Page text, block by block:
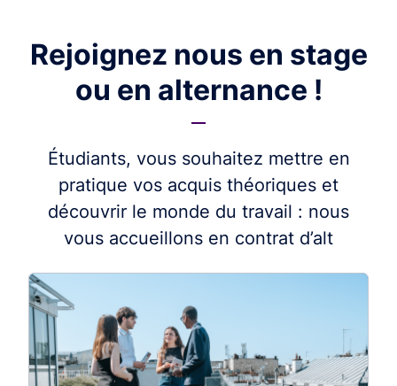
Rejoignez nous en stage
ou en alternance !
Étudiants, vous souhaitez mettre en
pratique vos acquis théoriques et
découvrir le monde du travail : nous
vous accueillons en contrat d’alt